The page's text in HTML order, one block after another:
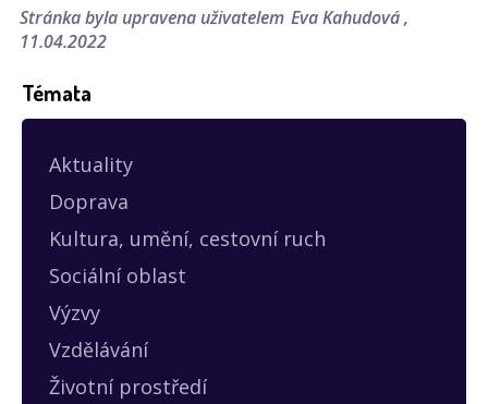
Stránka byla upravena uživatelem Eva Kahudová
11.04.2022
Témata
Aktuality
Doprava
Kultura, umění, cestovní ruch
Sociální oblast
Výzvy
Vzdělávání
Životní prostředí